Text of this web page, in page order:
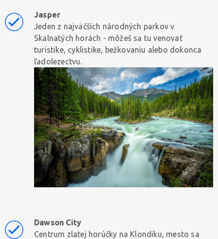
Jasper
Jeden z najväčších národných parkov v
Skalnatých horách - môžeš sa tu venovať
turistike, cyklistike, bežkovaniu alebo dokonca
ľadolezectvu.
Dawson City
Centrum zlatej horúčky na Klondiku, mesto sa